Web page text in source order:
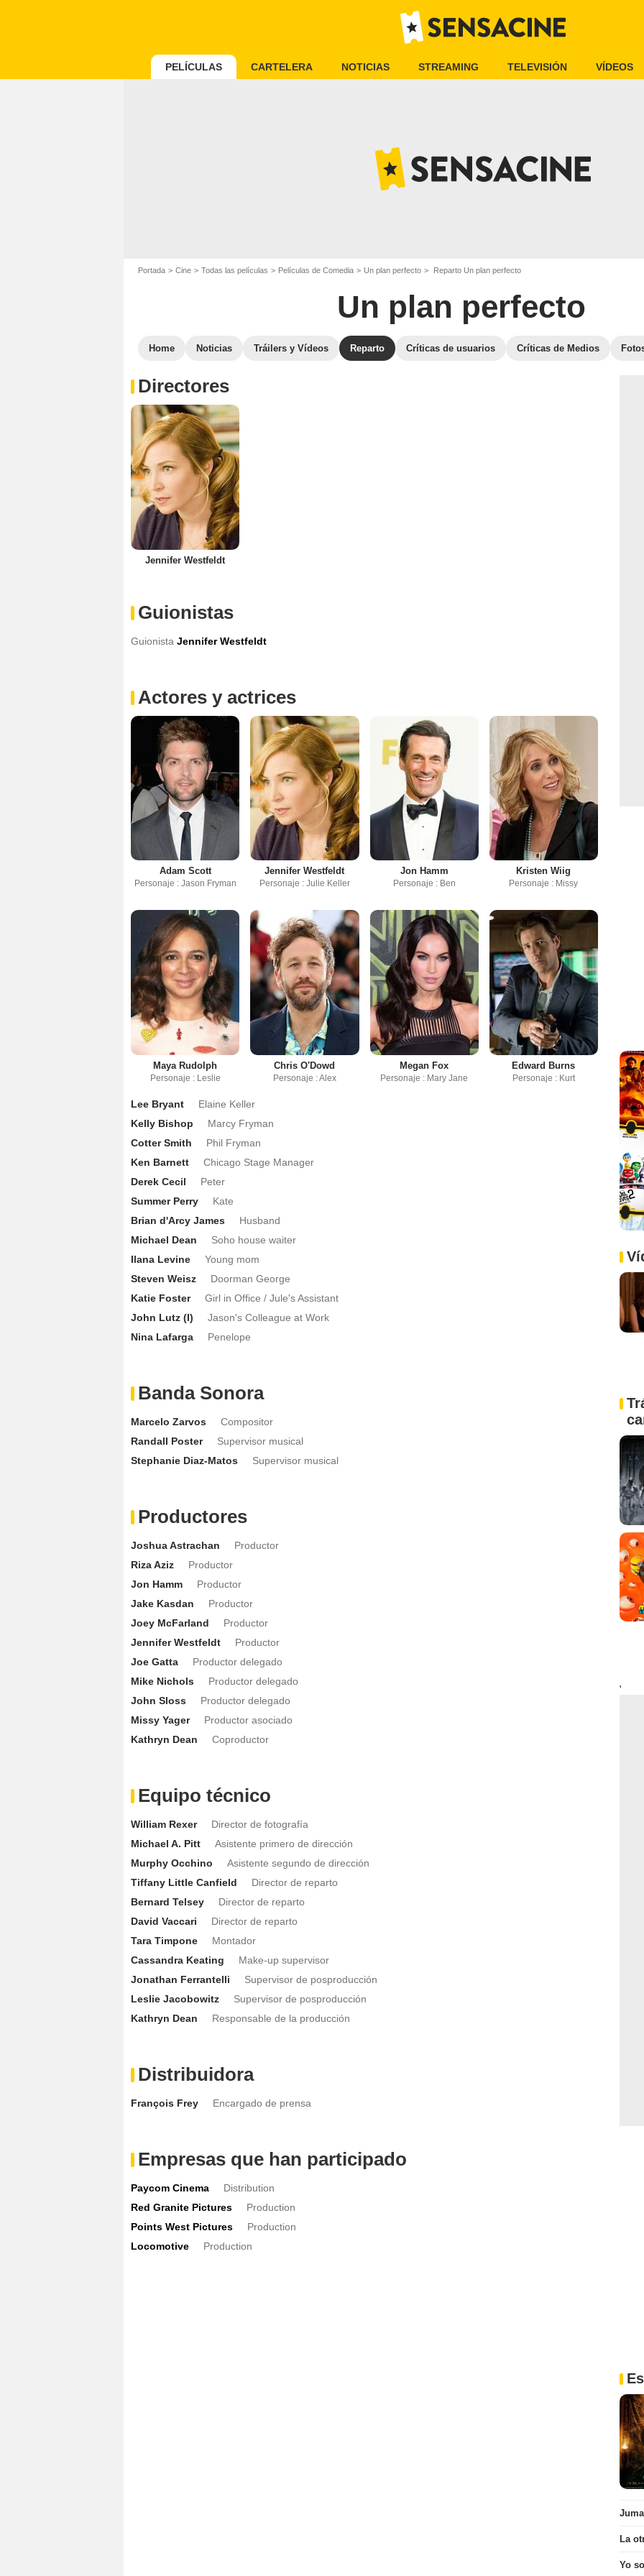
PELÍCULAS CARTELERA NOTICIAS STREAMING TELEVISIÓN VÍDEOS
Portada Cine Todas las películas Películas de Comedia Un plan perfecto Reparto Un plan perfecto
Un plan perfecto
Home Noticias Tráilers y Vídeos Reparto Críticas de usuarios Críticas de Medios
Directores
Jennifer Westfeldt
Guionistas
Guionista Jennifer Westfeldt
Actores y actrices
Adam Scott
Personaje : Jason Fryman
Jennifer Westfeldt
Personaje : Julie Keller
Jon Hamm
Personaje : Ben
Kristen Wiig
Personaje : Missy
Maya Rudolph
Personaje : Leslie
Chris O'Dowd
Personaje : Alex
Megan Fox
Personaje : Mary Jane
Edward Burns
Personaje : Kurt
Lee Bryant
Elaine Keller
Kelly Bishop
Marcy Fryman
Cotter Smith
Phil Fryman
Ken Barnett
Chicago Stage Manager
Derek Cecil
Peter
Summer Perry
Kate
Brian d'Arcy James
Husband
Michael Dean
Soho house waiter
Ilana Levine
Young mom
Steven Weisz
Doorman George
Katie Foster
Girl in Office / Jule's Assistant
John Lutz (I)
Jason's Colleague at Work
Nina Lafarga
Penelope
Banda Sonora
Marcelo Zarvos
Compositor
Randall Poster
Supervisor musical
Stephanie Diaz-Matos
Supervisor musical
Productores
Joshua Astrachan
Productor
Riza Aziz
Productor
Jon Hamm
Productor
Jake Kasdan
Productor
Joey McFarland
Productor
Jennifer Westfeldt
Productor
Joe Gatta
Productor delegado
Mike Nichols
Productor delegado
John Sloss
Productor delegado
Missy Yager
Productor asociado
Kathryn Dean
Coproductor
Equipo técnico
William Rexer
Director de fotografía
Michael A. Pitt
Asistente primero de dirección
Murphy Occhino
Asistente segundo de dirección
Tiffany Little Canfield
Director de reparto
Bernard Telsey
Director de reparto
David Vaccari
Director de reparto
Tara Timpone
Montador
Cassandra Keating
Make-up supervisor
Jonathan Ferrantelli
Supervisor de posproducción
Leslie Jacobowitz
Supervisor de posproducción
Kathryn Dean
Responsable de la producción
Distribuidora
François Frey Encargado de prensa
Empresas que han participado
Paycom Cinema
Distribution
Red Granite Pictures
Production
Points West Pictures
Production
Locomotive
Production
'
La
Yo